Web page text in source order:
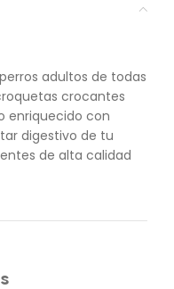
adultos de todas
crocantes
enriquecido con
digestivo de tu
de alta calidad